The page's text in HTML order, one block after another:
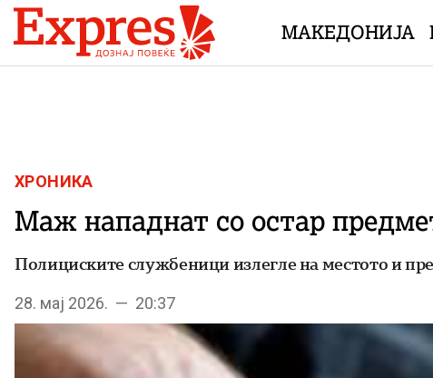
Skip to content
МАКЕДОНИЈА
ХРОНИКА
Маж нападнат со остар
Полициските службеници излегле на местото и
28. мај 2026. — 20:37